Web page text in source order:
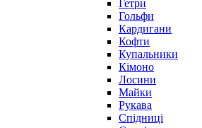
Гетри
Гольфи
Кардигани
Кофти
Купальники
Кімоно
Лосини
Майки
Рукава
Спідниці